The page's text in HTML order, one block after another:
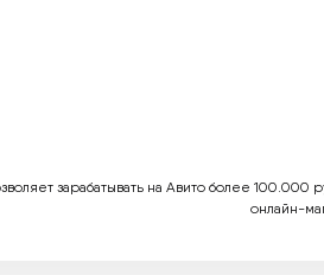
зарабатывать на Авито более
онлайн-